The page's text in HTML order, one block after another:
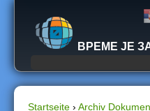
Jump
ВРЕМЕ ЈЕ
Startseite › Archiv